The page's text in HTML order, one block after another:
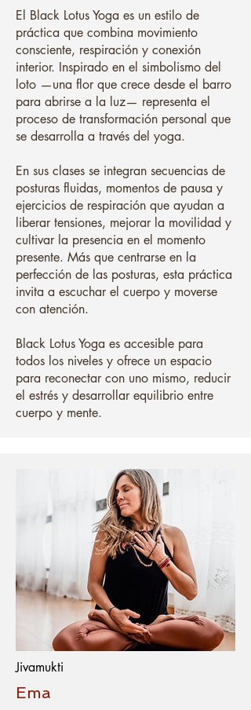
El Black Lotus Yoga es un estilo de
práctica que combina movimiento
consciente, respiración y conexión
interior. Inspirado en el simbolismo del
loto —una flor que crece desde el barro
para abrirse a la luz— representa el
proceso de transformación personal que
se desarrolla a través del yoga.
En sus clases se integran secuencias de
posturas fluidas, momentos de pausa y
ejercicios de respiración que ayudan a
liberar tensiones, mejorar la movilidad y
cultivar la presencia en el momento
presente. Más que centrarse en la
perfección de las posturas, esta práctica
invita a escuchar el cuerpo y moverse
con atención.
Black Lotus Yoga es accesible para
todos los niveles y ofrece un espacio
para reconectar con uno mismo, reducir
el estrés y desarrollar equilibrio entre
cuerpo y mente.
Jivamukti
Ema